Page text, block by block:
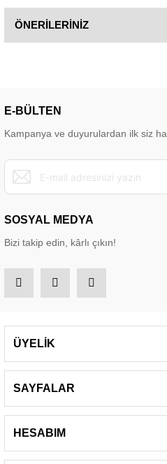
ÖNERİLERİNİZ
E-BÜLTEN
Kampanya ve duyurulardan ilk siz
SOSYAL MEDYA
Bizi takip edin, kârlı çıkın!
ÜYELİK
SAYFALAR
HESABIM